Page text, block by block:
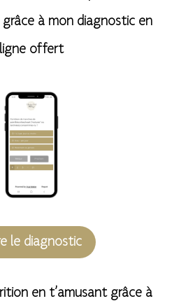
à mon diagnostic en
ligne offert
le diagnostic
en t’amusant grâce à